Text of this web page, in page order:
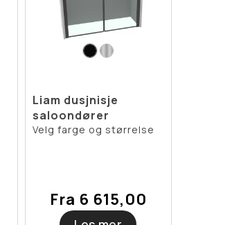
Liam dusjnisje
saloondører
Velg farge og størrelse
Fra 6 615,00